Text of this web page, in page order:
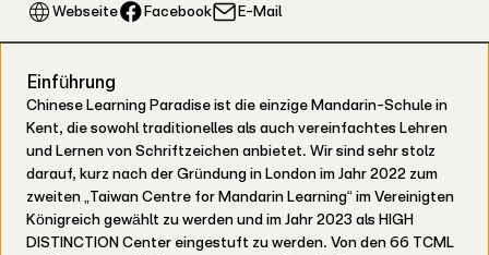
Webseite
Facebook E-Mail
Einführung
Chinese Learning Paradise ist die einzige Mandarin-Schule in
Kent, die sowohl traditionelles als auch vereinfachtes Lehren
und Lernen von Schriftzeichen anbietet. Wir sind sehr stolz
darauf, kurz nach der Gründung in London im Jahr 2022 zum
zweiten „Taiwan Centre for Mandarin Learning“ im Vereinigten
Königreich gewählt zu werden und im Jahr 2023 als HIGH
DISTINCTION Center eingestuft zu werden. Von den 66 TCML